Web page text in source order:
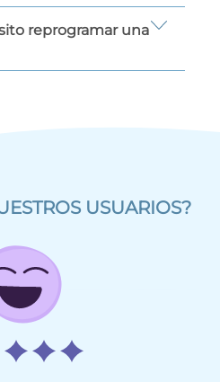
reprogramar una
USUARIOS?